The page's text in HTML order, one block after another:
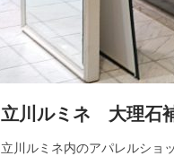
立川ルミネ 大理石
立川ルミネ内のアパレルショ